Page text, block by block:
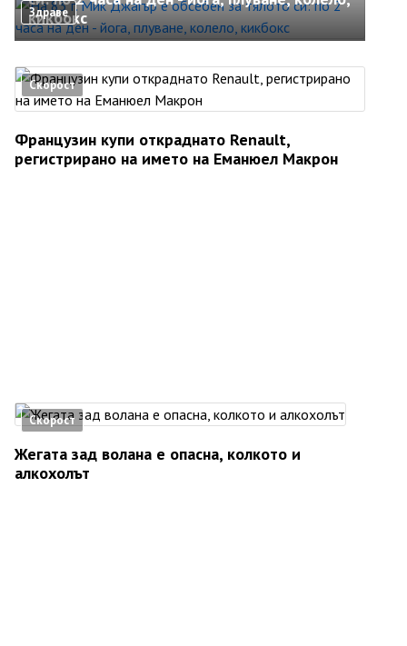
Здраве
кикбокс
Скорост
Французин купи откраднато Renault,
регистрирано на името на Еманюел Макрон
Скорост
Жегата зад волана е опасна, колкото и
алкохолът